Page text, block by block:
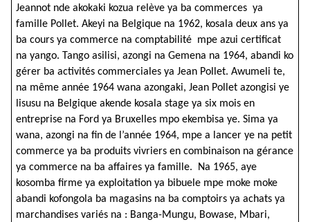
Jeannot nde akokaki kozua relève ya ba commerces ya
famille Pollet. Akeyi na Belgique na 1962, kosala deux ans ya
ba cours ya commerce na comptabilité mpe azui certificat
na yango. Tango asilisi, azongi na Gemena na 1964, abandi ko
gérer ba activités commerciales ya Jean Pollet. Awumeli te,
na même année 1964 wana azongaki, Jean Pollet azongisi ye
lisusu na Belgique akende kosala stage ya six mois en
entreprise na Ford ya Bruxelles mpo ekembisa ye. Sima ya
wana, azongi na fin de l’année 1964, mpe a lancer ye na petit
commerce ya ba produits vivriers en combinaison na gérance
ya commerce na ba affaires ya famille. Na 1965, aye
kosomba firme ya exploitation ya bibuele mpe moke moke
abandi kofongola ba magasins na ba comptoirs ya achats ya
marchandises variés na : Banga-Mungu, Bowase, Mbari,